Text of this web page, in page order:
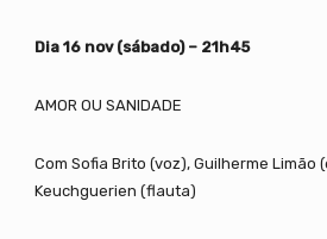
Dia 16 nov (sábado) – 21h45
AMOR OU SANIDADE
Com Sofia Brito (voz), Guilherme Limão
Keuchguerien (flauta)